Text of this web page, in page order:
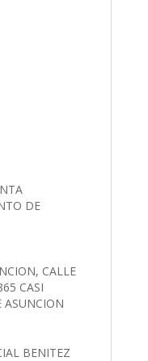
DE
CALLE
CASI
ASUNCION
BENITEZ